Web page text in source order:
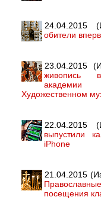
24.04.2015
обители
23.04.2015
живопись
академии
Художественном
22.04.2015
выпустили
iPhone
21.04.2015
посещения